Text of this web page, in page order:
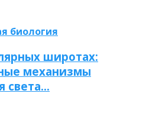
биология
широтах:
механизмы
света…